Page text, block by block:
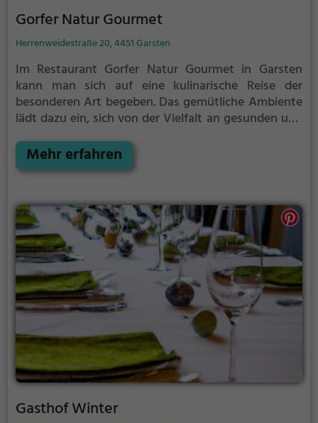
Gorfer Natur Gourmet
Herrenweidestraße 20, 4451 Garsten
Im Restaurant Gorfer Natur Gourmet in Garsten
kann man sich auf eine kulinarische Reise der
besonderen Art begeben. Das gemütliche Ambiente
lädt dazu ein, sich von der Vielfalt an gesunden und
vegan, vegetarisch oder einfach nur gesund - hier
findet man eine große Auswahl an köstlichen
Die Speisekarte bietet eine breite Palette an
Genüssen, die nicht nur den Gaumen, sondern auch
das Gewissen erfreuen. Tauche ein in die Welt des
Genusses und lass dich von den vielfältigen
Geschmackskreationen überraschen. Im Gorfer
Natur Gourmet wird Nachhaltigkeit und Gesundheit
großgeschrieben, und das schmeckt man bei jedem
Bissen.
Mehr erfahren
Gasthof Winter